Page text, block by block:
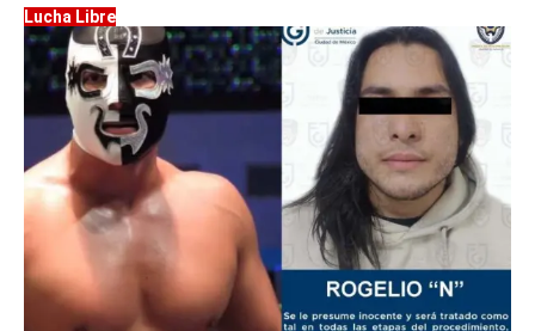
Lucha Libre